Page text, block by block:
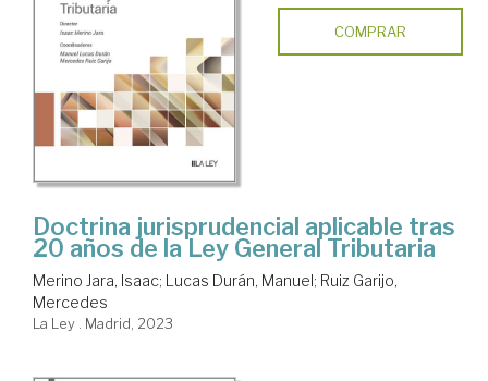
COMPRAR
Doctrina jurisprudencial aplicable tras
20 años de la Ley General Tributaria
Merino Jara, Isaac; Lucas Durán, Manuel; Ruiz Garijo,
Mercedes
La Ley . Madrid, 2023